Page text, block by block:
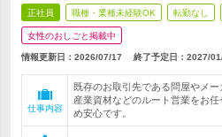
正社員 職種・業種未経験OK 転勤なし
女性のおしごと掲載中
情報更新日：2026/07/17 終了予定日： 2027/
仕事内容
既存のお取引先である問屋やメ
産業資材などのルート営業をお
め安心です。